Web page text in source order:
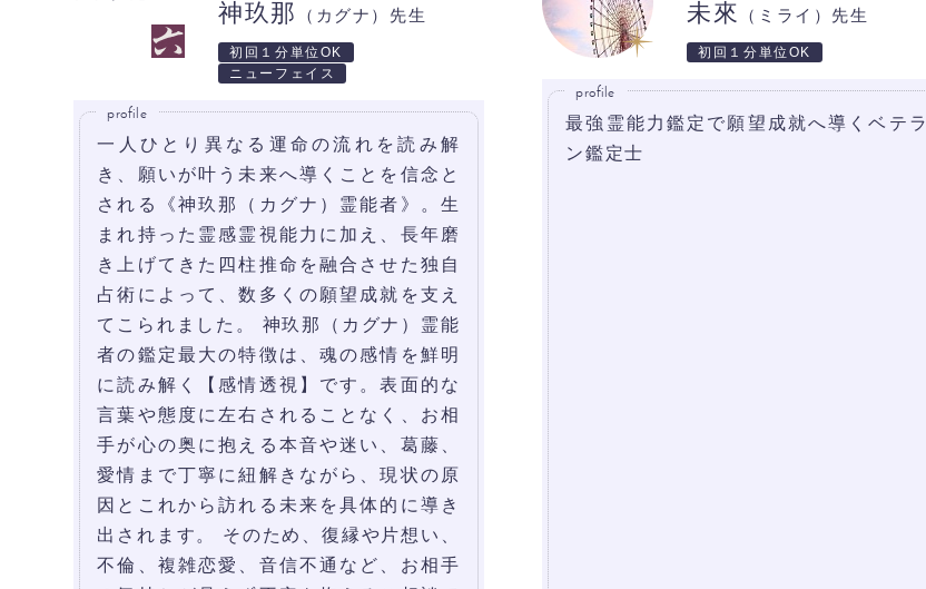
神玖那 （カグナ）先生
初回１分単位OK
ニューフェイス
profile
一人ひとり異なる運命の流れを読み解
き、願いが叶う未来へ導くことを信念と
される《神玖那（カグナ）霊能者》。生
まれ持った霊感霊視能力に加え、長年磨
き上げてきた四柱推命を融合させた独自
占術によって、数多くの願望成就を支え
てこられました。 神玖那（カグナ）霊能
者の鑑定最大の特徴は、魂の感情を鮮明
に読み解く【感情透視】です。表面的な
言葉や態度に左右されることなく、お相
手が心の奥に抱える本音や迷い、葛藤、
愛情まで丁寧に紐解きながら、現状の原
因とこれから訪れる未来を具体的に導き
出されます。 そのため、復縁や片想い、
不倫、複雑恋愛、音信不通など、お相手
未來 （ミライ）先生
初回１分単位OK
profile
最強霊能力鑑定で願望成就へ導くベテラ
ン鑑定士